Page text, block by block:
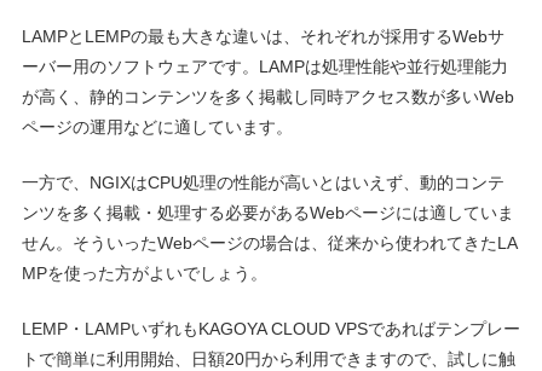
LAMPとLEMPの最も大きな違いは、それぞれが採用するWebサ
ーバー用のソフトウェアです。LAMPは処理性能や並行処理能力
が高く、静的コンテンツを多く掲載し同時アクセス数が多いWeb
ページの運用などに適しています。
一方で、NGIXはCPU処理の性能が高いとはいえず、動的コンテ
ンツを多く掲載・処理する必要があるWebページには適していま
せん。そういったWebページの場合は、従来から使われてきたLA
MPを使った方がよいでしょう。
LEMP・LAMPいずれもKAGOYA CLOUD VPSであればテンプレー
トで簡単に利用開始、日額20円から利用できますので、試しに触